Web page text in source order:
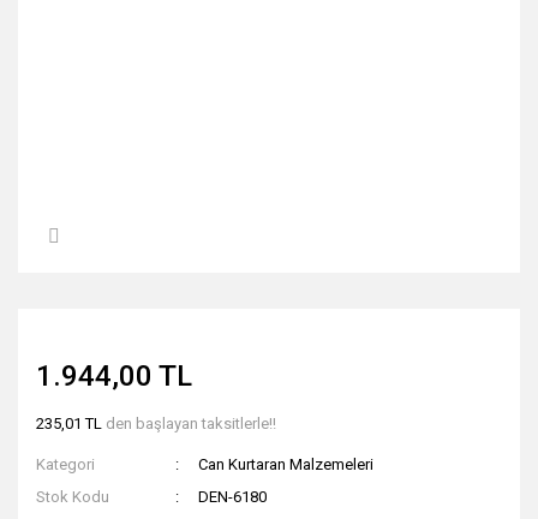
1.944,00 TL
235,01 TL den başlayan taksitlerle!!
Kategori
Can Kurtaran Malzemeleri
Stok Kodu
DEN-6180